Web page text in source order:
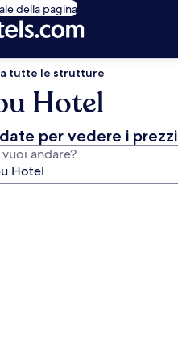
della pagina
tutte le strutture
Hotel
per vedere i prezzi
andare?